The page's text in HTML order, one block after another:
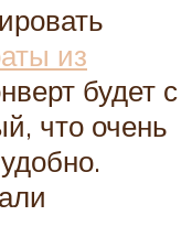
из
будет с
что очень